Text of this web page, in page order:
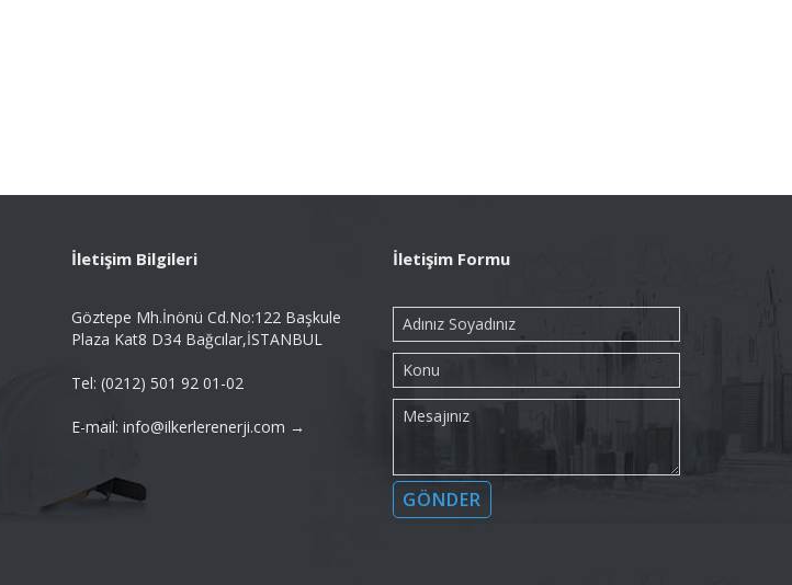
İletişim Bilgileri
Göztepe Mh.İnönü Cd.No:122 Başkule
Plaza Kat8 D34 Bağcılar,İSTANBUL
Tel: (0212) 501 92 01-02
E-mail: info@ilkerlerenerji.com →
İletişim Formu